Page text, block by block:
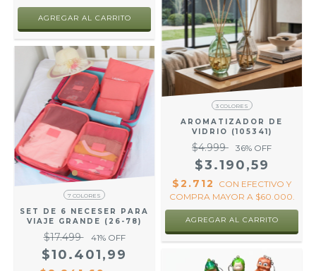
7 COLORES
SET DE 6 NECESER PARA
VIAJE GRANDE (26-78)
$17.499 41% OFF
$10.401,99
3 COLORES
AROMATIZADOR DE
VIDRIO (105341)
$4.999 36% OFF
$3.190,59
$2.712 CON EFECTIVO Y
COMPRA MAYOR A $60.000.
AGREGAR AL CARRITO